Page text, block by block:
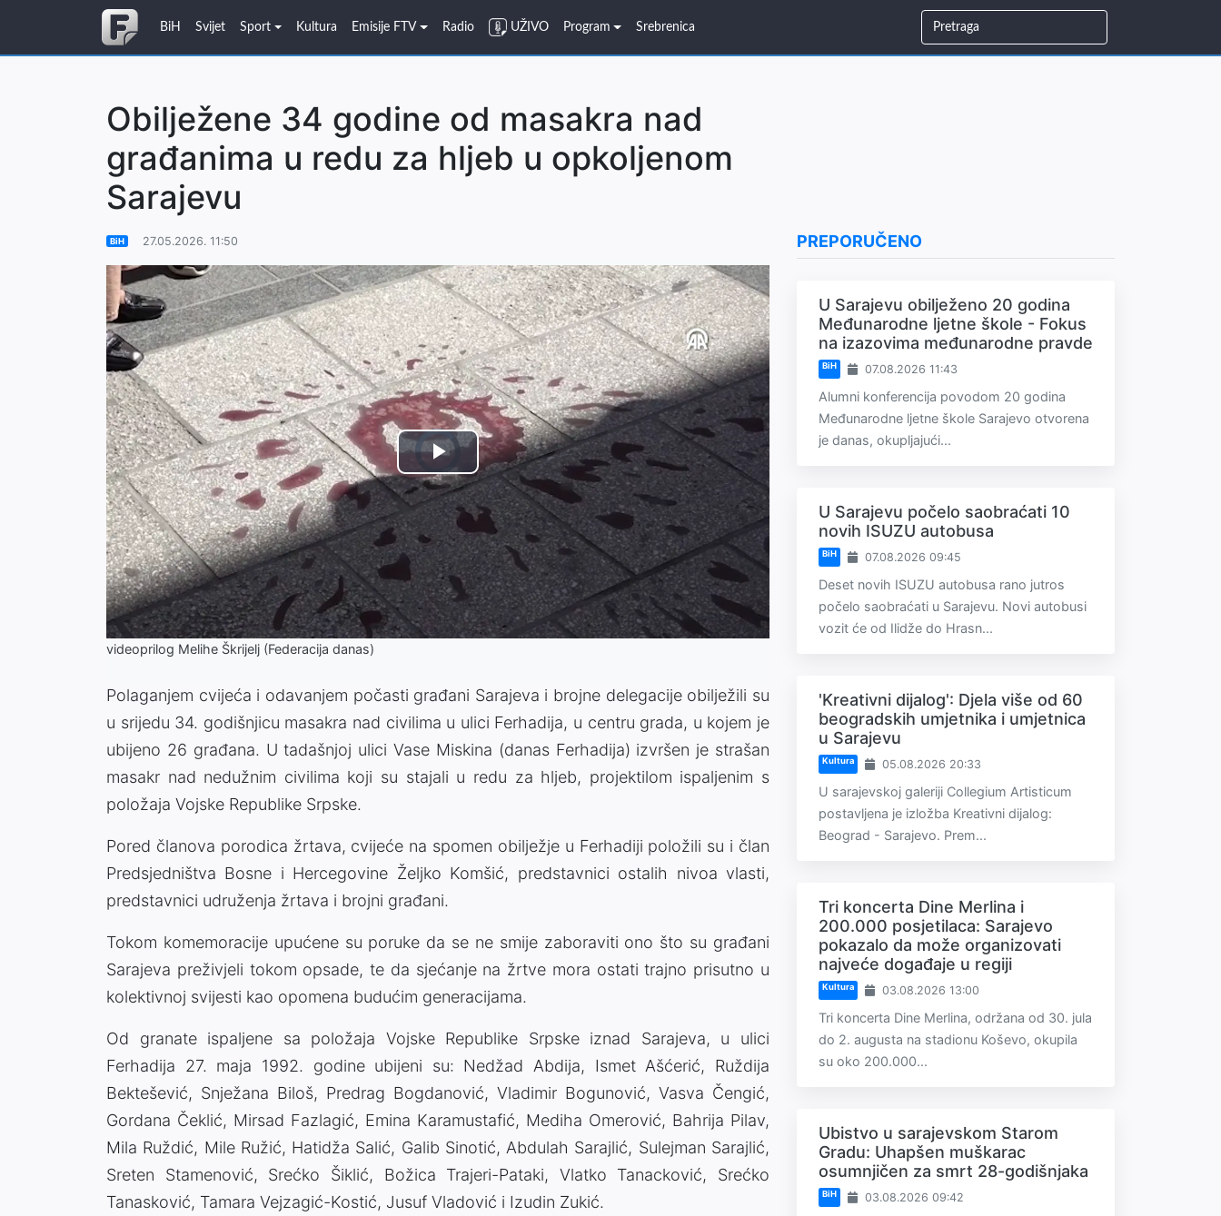
BiH Svijet Sport Kultura Emisije FTV Radio UŽIVO Program Srebrenica
Obilježene 34 godine od masakra nad
građanima u redu za hljeb u opkoljenom
Sarajevu
BiH 27.05.2026. 11:50
Video
is
loading.
Play
Video
videoprilog Melihe Škrijelj (Federacija danas)
Polaganjem cvijeća i odavanjem počasti građani Sarajeva i brojne delegacije obilježili su
u srijedu 34. godišnjicu masakra nad civilima u ulici Ferhadija, u centru grada, u kojem je
ubijeno 26 građana. U tadašnjoj ulici Vase Miskina (danas Ferhadija) izvršen je strašan
masakr nad nedužnim civilima koji su stajali u redu za hljeb, projektilom ispaljenim s
položaja Vojske Republike Srpske.
Pored članova porodica žrtava, cvijeće na spomen obilježje u Ferhadiji položili su i član
Predsjedništva Bosne i Hercegovine Željko Komšić, predstavnici ostalih nivoa vlasti,
predstavnici udruženja žrtava i brojni građani.
Tokom komemoracije upućene su poruke da se ne smije zaboraviti ono što su građani
Sarajeva preživjeli tokom opsade, te da sjećanje na žrtve mora ostati trajno prisutno u
kolektivnoj svijesti kao opomena budućim generacijama.
Od granate ispaljene sa položaja Vojske Republike Srpske iznad Sarajeva, u ulici
Ferhadija 27. maja 1992. godine ubijeni su: Nedžad Abdija, Ismet Ašćerić, Ruždija
Bektešević, Snježana Biloš, Predrag Bogdanović, Vladimir Bogunović, Vasva Čengić,
Gordana Čeklić, Mirsad Fazlagić, Emina Karamustafić, Mediha Omerović, Bahrija Pilav,
Mila Ruždić, Mile Ružić, Hatidža Salić, Galib Sinotić, Abdulah Sarajlić, Sulejman Sarajlić,
Sreten Stamenović, Srećko Šiklić, Božica Trajeri-Pataki, Vlatko Tanacković, Srećko
Tanasković, Tamara Vejzagić-Kostić, Jusuf Vladović i Izudin Zukić.
PREPORUČENO
U Sarajevu obilježeno 20 godina
Međunarodne ljetne škole - Fokus
na izazovima međunarodne pravde
BiH 07.08.2026 11:43
Alumni konferencija povodom 20 godina
Međunarodne ljetne škole Sarajevo otvorena
je danas, okupljajući...
U Sarajevu počelo saobraćati 10
novih ISUZU autobusa
BiH 07.08.2026 09:45
Deset novih ISUZU autobusa rano jutros
počelo saobraćati u Sarajevu. Novi autobusi
vozit će od Ilidže do Hrasn...
'Kreativni dijalog': Djela više od 60
beogradskih umjetnika i umjetnica
u Sarajevu
Kultura 05.08.2026 20:33
U sarajevskoj galeriji Collegium Artisticum
postavljena je izložba Kreativni dijalog:
Beograd - Sarajevo. Prem...
Tri koncerta Dine Merlina i
200.000 posjetilaca: Sarajevo
pokazalo da može organizovati
najveće događaje u regiji
Kultura 03.08.2026 13:00
Tri koncerta Dine Merlina, održana od 30. jula
do 2. augusta na stadionu Koševo, okupila
su oko 200.000...
Ubistvo u sarajevskom Starom
Gradu: Uhapšen muškarac
osumnjičen za smrt 28-godišnjaka
BiH 03.08.2026 09:42